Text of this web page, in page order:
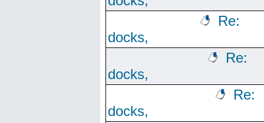
Re:
docks,
Re:
docks,
Re:
docks,